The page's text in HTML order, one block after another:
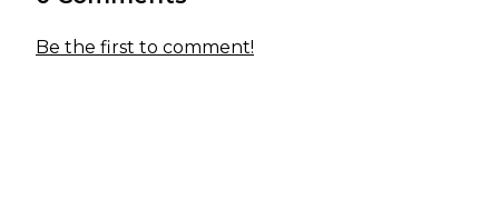
Be the first to comment!